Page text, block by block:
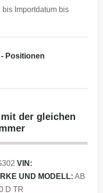
bis Importdatum bis
Positionen
der gleichen
VIN:
UND MODELL: AB
D TR